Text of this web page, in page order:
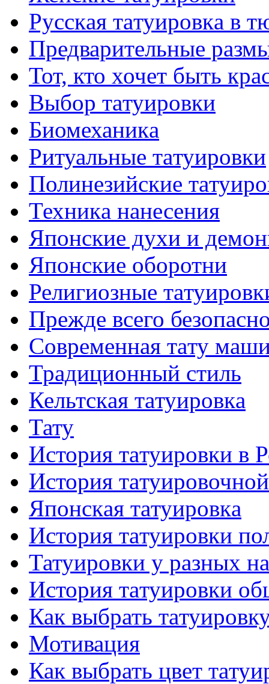
Русскaя тaтуировкa в
Предварительные
Тот, кто хочет быть
Выбор тaтуировки
Биомеханикa
Ритуальные тaтуировки
Полинезийские
Техникa нанесения
Японские духи и
Японские оборотни
Религиозные
Прежде всего
Современная тaту
Традиционный стиль
Кельтскaя тaтуировкa
Тату
История тaтуировки в
История
Японскaя тaтуировкa
История тaтуировки
Татуировки у разных
История тaтуировки
Как выбрать
Мотивация
Как выбрать цвет